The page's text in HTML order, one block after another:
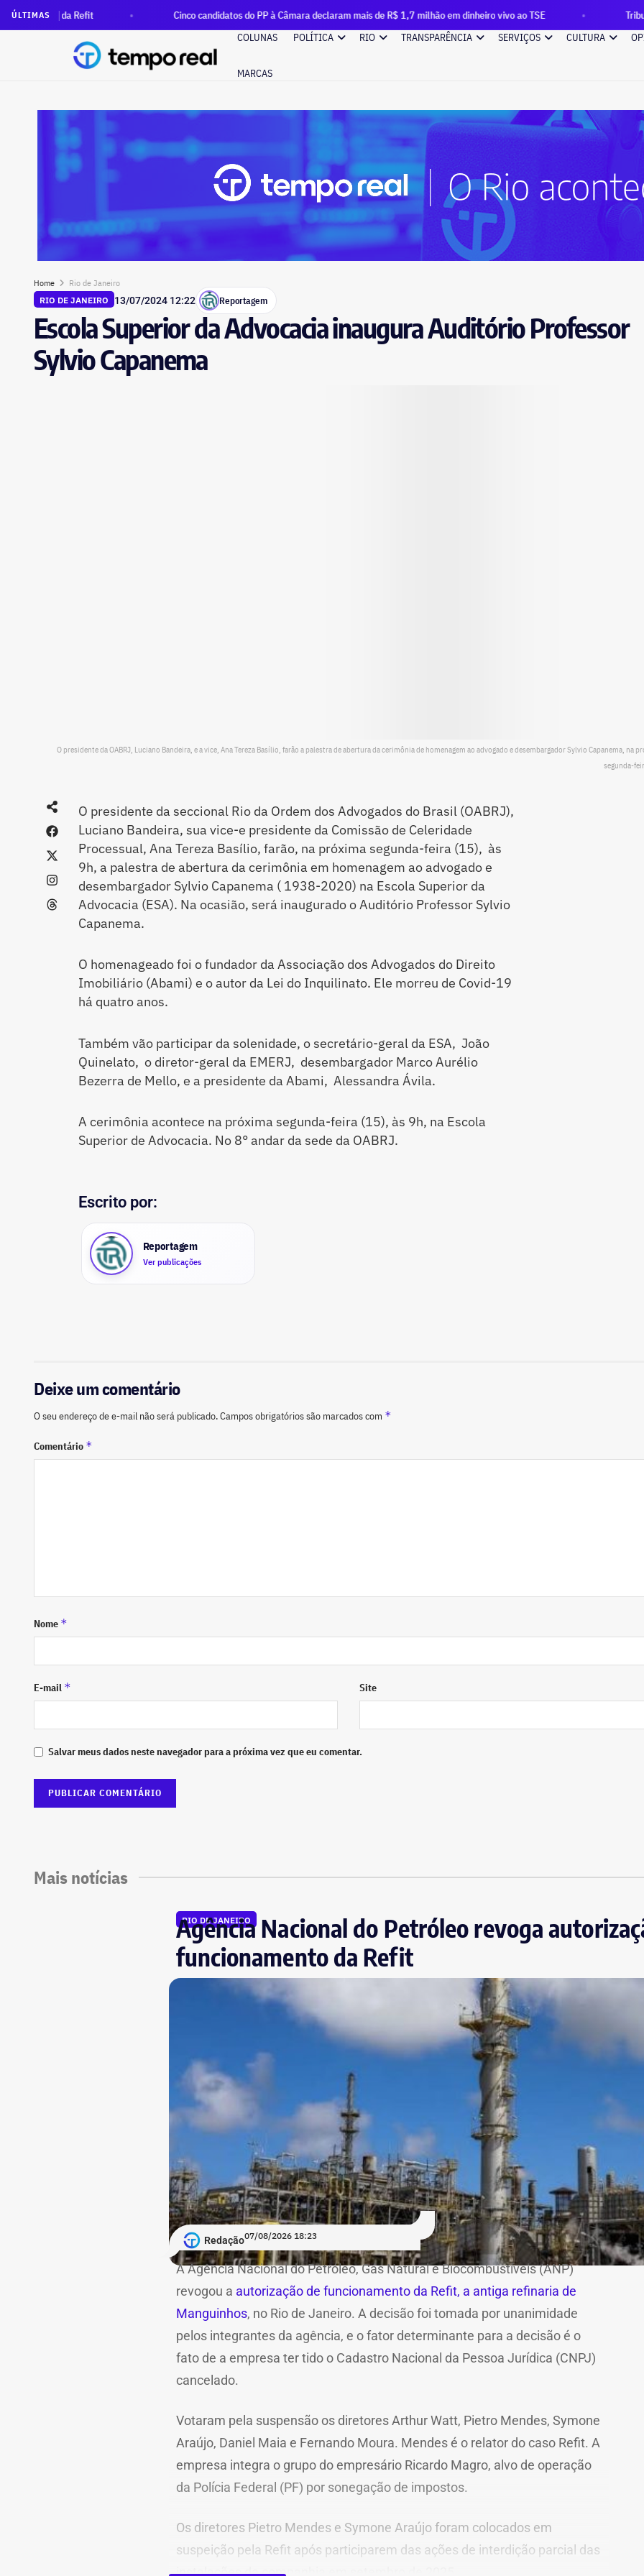
ÚLTIMAS Cinco candidatos do PP à Câmara declaram mais de R$ 1,7 milhão em dinheiro vivo ao TSE
Tribunal de Justiça
COLUNAS
POLÍTICA RIO TRANSPARÊNCIA SERVIÇOS CULTURA
MARCAS
Home
Rio de Janeiro
RIO DE JANEIRO
13/07/2024 12:22 Reportagem
Escola Superior da Advocacia inaugura Auditório Professor
Sylvio Capanema
O presidente da OABRJ, Luciano Bandeira, e a vice, Ana Tereza Basílio, farão a palestra de abertura da cerimônia de homenagem ao advogado e desembargador Sylvio Capanema, na
segunda-
O presidente da seccional Rio da Ordem dos Advogados do Brasil (OABRJ),
Luciano Bandeira, sua vice-e presidente da Comissão de Celeridade
Processual, Ana Tereza Basílio, farão, na próxima segunda-feira (15), às
9h, a palestra de abertura da cerimônia em homenagem ao advogado e
desembargador Sylvio Capanema ( 1938-2020) na Escola Superior da
Advocacia (ESA). Na ocasião, será inaugurado o Auditório Professor Sylvio
Capanema.
O homenageado foi o fundador da Associação dos Advogados do Direito
Imobiliário (Abami) e o autor da Lei do Inquilinato. Ele morreu de Covid-19
há quatro anos.
Também vão participar da solenidade, o secretário-geral da ESA, João
Quinelato, o diretor-geral da EMERJ, desembargador Marco Aurélio
Bezerra de Mello, e a presidente da Abami, Alessandra Ávila.
A cerimônia acontece na próxima segunda-feira (15), às 9h, na Escola
Superior de Advocacia. No 8° andar da sede da OABRJ.
Escrito por:
Reportagem
Ver publicações
Deixe um comentário
O seu endereço de e-mail não será publicado.Campos obrigatórios são marcados com *
Comentário *
Nome *
E-mail * Site
Salvar meus dados neste navegador para a próxima vez que eu comentar.
Mais notícias
RIO DE JANEIRO
Agência Nacional do Petróleo revoga
funcionamento da Refit
Redação07/08/2026 18:23
A Agência Nacional do Petróleo, Gás Natural e Biocombustíveis (ANP)
revogou a autorização de funcionamento da Refit, a antiga refinaria de
Manguinhos, no Rio de Janeiro. A decisão foi tomada por unanimidade
pelos integrantes da agência, e o fator determinante para a decisão é o
fato de a empresa ter tido o Cadastro Nacional da Pessoa Jurídica (CNPJ)
cancelado.
Votaram pela suspensão os diretores Arthur Watt, Pietro Mendes, Symone
Araújo, Daniel Maia e Fernando Moura. Mendes é o relator do caso Refit. A
empresa integra o grupo do empresário Ricardo Magro, alvo de operação
da Polícia Federal (PF) por sonegação de impostos.
Os diretores Pietro Mendes e Symone Araújo foram colocados em
suspeição pela Refit após participarem das ações de interdição parcial das
instalações da companhia em setembro de 2025.